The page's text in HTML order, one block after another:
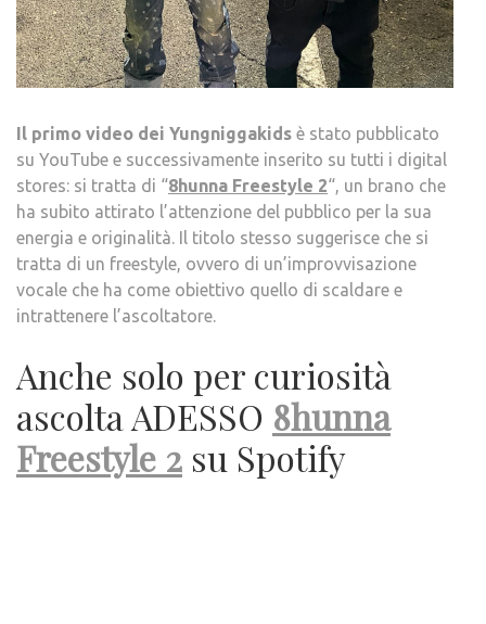
Il primo video dei Yungniggakids è stato pubblicato
su YouTube e successivamente inserito su tutti i digital
stores: si tratta di “8hunna Freestyle 2“, un brano che
ha subito attirato l’attenzione del pubblico per la sua
energia e originalità. Il titolo stesso suggerisce che si
tratta di un freestyle, ovvero di un’improvvisazione
vocale che ha come obiettivo quello di scaldare e
intrattenere l’ascoltatore.
Anche solo per curiosità
ascolta ADESSO 8hunna
Freestyle 2 su Spotify